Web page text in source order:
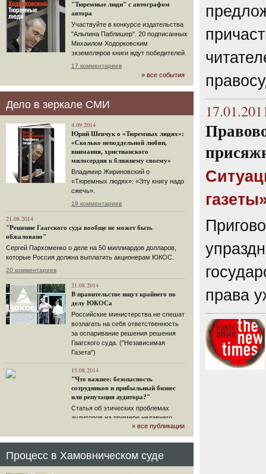
"Тюремные люди" с автографом
автора
Участвуйте в конкурсе издательства
"Альпина Паблишер". 20 подписанных
Михаилом Ходорковским
экземпляров книги ждут победителей.
17 комментариев
» все события
Дело в зеркале СМИ
4.09.2014
Юрий Шевчук о «Тюремных людях»:
«Сколько неподдельной любви,
внимания, христианского
милосердия к ближнему своему»
Владимир Жириновский о
«Тюремных людях»: «Эту книгу надо
сжечь».
19 комментариев
21.08.2014
"Решение Гаагского суда вообще не может быть
обжаловано"
Сергей Пархоменко о деле на 50 миллиардов долларов,
которые Россия должна выплатить акционерам ЮКОС.
20 комментариев
21.08.2014
В правительстве ищут крайнего по
делу ЮКОСа
Российские министерства не спешат
возлагать на себя ответственность
за оспаривание решения решения
Гаагского суда. ("Независимая
Газета")
15.08.2014
"Что важнее: безопасность
сотрудников и прибыльный бизнес
или репутация аудитора?"
Статья об этических проблемах
аудиторов на примере недавнего
громкого арбитражного решения по
ЮКОСу. (navalny.com)
15.08.2014
» все публикации
Процесс в Хамовническом суде
права